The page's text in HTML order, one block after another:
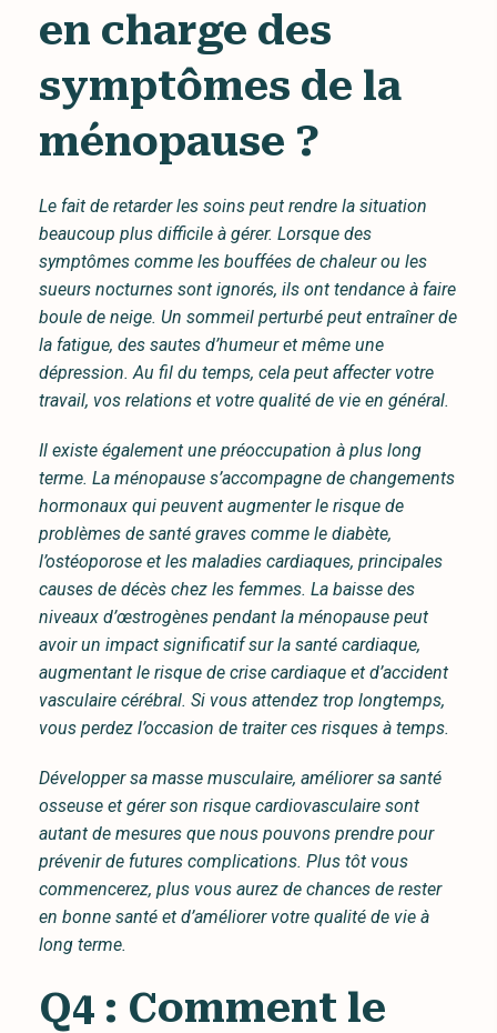
en charge des
symptômes de la
ménopause ?
Le fait de retarder les soins peut rendre la situation
beaucoup plus difficile à gérer. Lorsque des
symptômes comme les bouffées de chaleur ou les
sueurs nocturnes sont ignorés, ils ont tendance à faire
boule de neige. Un sommeil perturbé peut entraîner de
la fatigue, des sautes d’humeur et même une
dépression. Au fil du temps, cela peut affecter votre
travail, vos relations et votre qualité de vie en général.
Il existe également une préoccupation à plus long
terme. La ménopause s’accompagne de changements
hormonaux qui peuvent augmenter le risque de
problèmes de santé graves comme le diabète,
l’ostéoporose et les maladies cardiaques, principales
causes de décès chez les femmes. La baisse des
niveaux d’œstrogènes pendant la ménopause peut
avoir un impact significatif sur la santé cardiaque,
augmentant le risque de crise cardiaque et d’accident
vasculaire cérébral. Si vous attendez trop longtemps,
vous perdez l’occasion de traiter ces risques à temps.
Développer sa masse musculaire, améliorer sa santé
osseuse et gérer son risque cardiovasculaire sont
autant de mesures que nous pouvons prendre pour
prévenir de futures complications. Plus tôt vous
commencerez, plus vous aurez de chances de rester
en bonne santé et d’améliorer votre qualité de vie à
long terme.
Q4 : Comment le